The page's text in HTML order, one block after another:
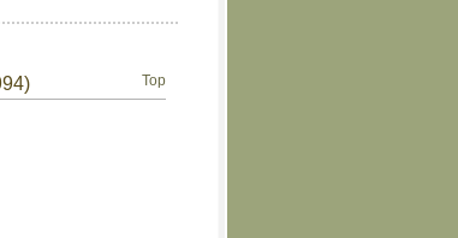
Top